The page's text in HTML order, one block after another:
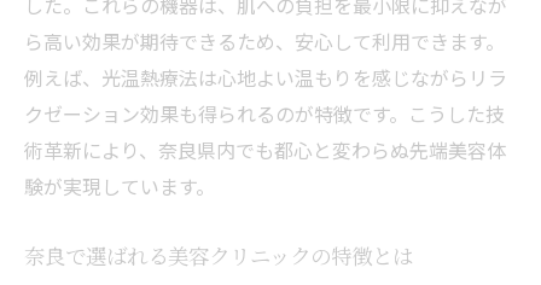
ら高い効果が期待できるため、安心して利用できます。
例えば、光温熱療法は心地よい温もりを感じながらリラ
クゼーション効果も得られるのが特徴です。こうした技
術革新により、奈良県内でも都心と変わらぬ先端美容体
験が実現しています。
奈良で選ばれる美容クリニックの特徴とは